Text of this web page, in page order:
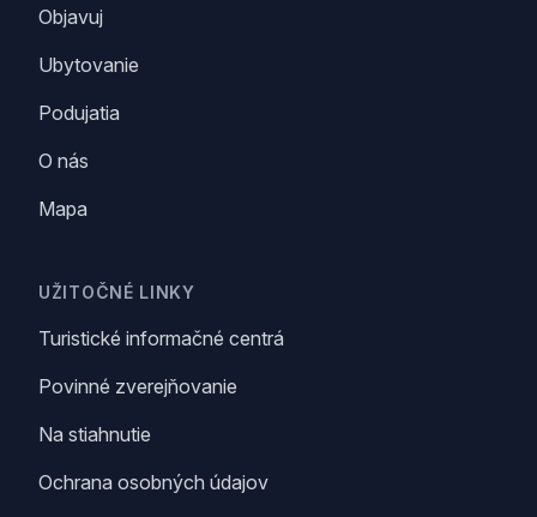
Objavuj
Ubytovanie
Podujatia
O nás
Mapa
UŽITOČNÉ LINKY
Turistické informačné centrá
Povinné zverejňovanie
Na stiahnutie
Ochrana osobných údajov